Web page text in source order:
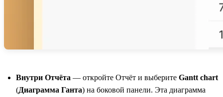
Внутри Отчёта — откройте Отчёт и выберите Gantt chart
(Диаграмма Ганта) на боковой панели. Эта диаграмма